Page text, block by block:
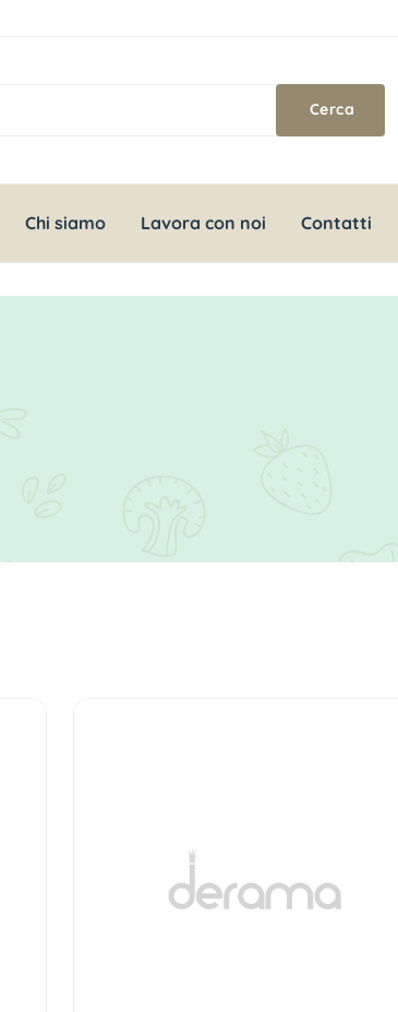
Chi siamo Lavora con noi Contatti